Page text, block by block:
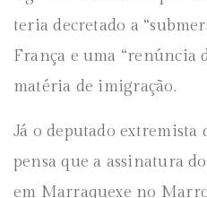
teria decretado a
França e uma “renúncia
matéria de imigração.
Já o deputado extremista
pensa que a assinatura
em Marraquexe no